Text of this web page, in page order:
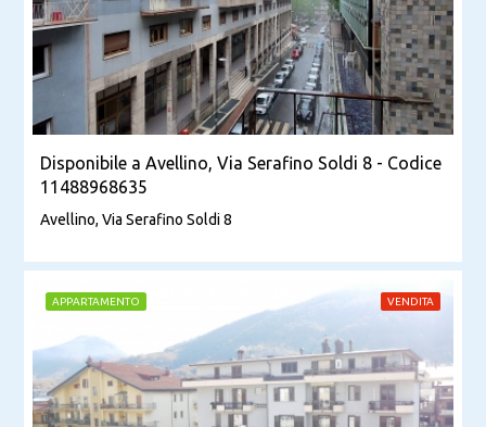
Disponibile a Avellino, Via Serafino Soldi 8 - Codice
11488968635
Avellino, Via Serafino Soldi 8
APPARTAMENTO VENDITA